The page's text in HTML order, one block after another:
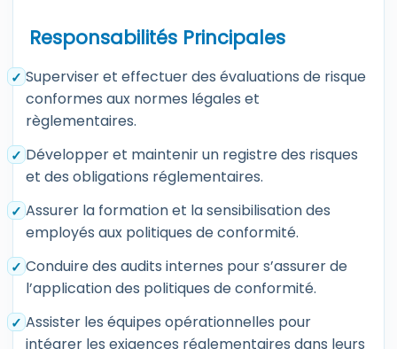
Responsabilités Principales
Superviser et effectuer des évaluations de risque
conformes aux normes légales et
règlementaires.
Développer et maintenir un registre des risques
et des obligations réglementaires.
Assurer la formation et la sensibilisation des
employés aux politiques de conformité.
Conduire des audits internes pour s’assurer de
l’application des politiques de conformité.
Assister les équipes opérationnelles pour
intégrer les exigences réglementaires dans leurs